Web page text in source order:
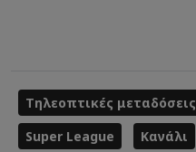
Τηλεοπτικές μεταδόσεις
Super League
Κανάλι